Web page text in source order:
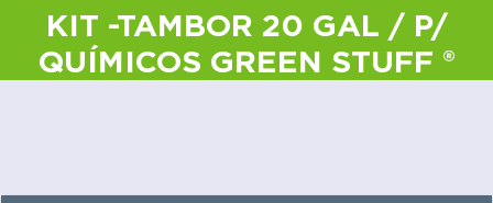
KIT -TAMBOR 20 GAL / P/
QUÍMICOS GREEN STUFF ®